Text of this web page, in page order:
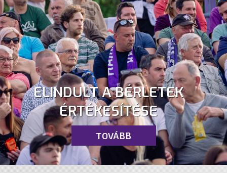
ELINDULT A BÉRLETEK
ÉRTÉKESÍTÉSE
TOVÁBB